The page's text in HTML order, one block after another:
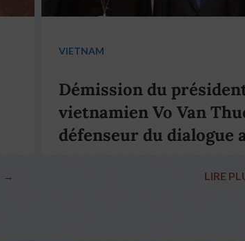
→
VIETNAM
Démission du
vietnamien Vo Van
défenseur du dialogue
LIRE